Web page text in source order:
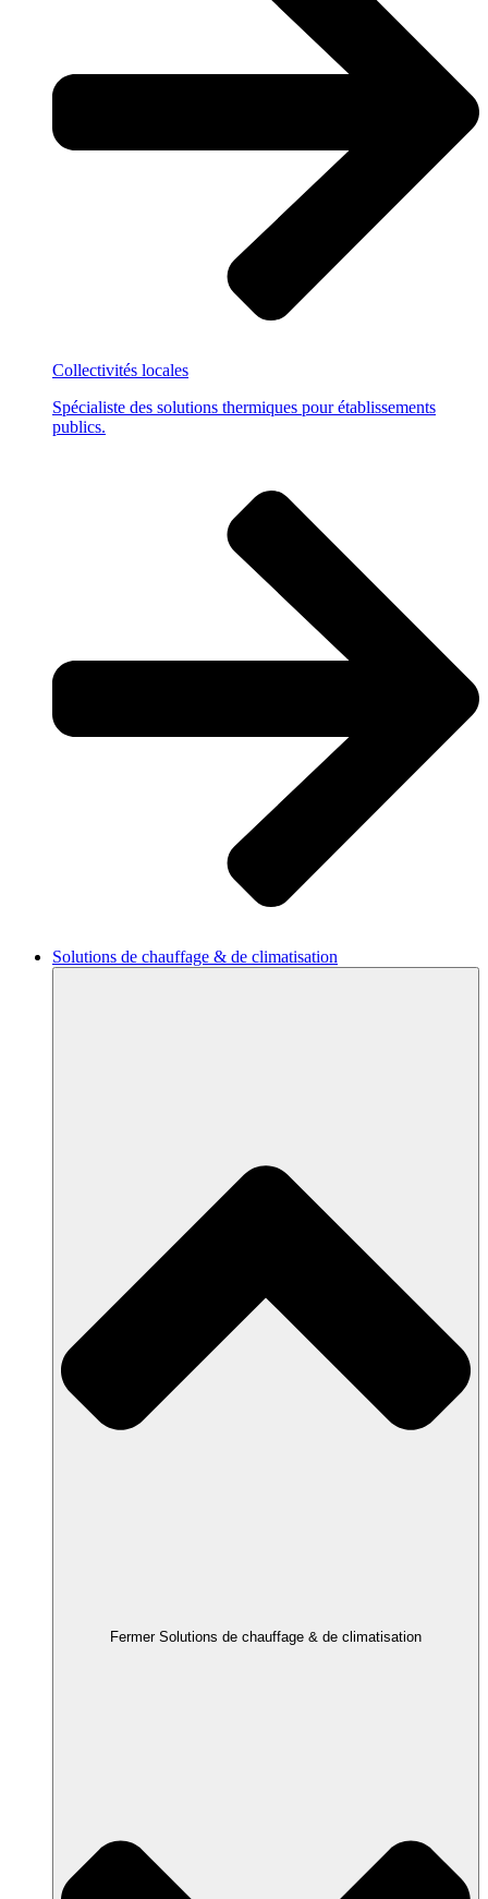
Collectivités locales
Spécialiste des solutions thermiques pour établissements
publics.
Solutions de chauffage & de climatisation
Fermer Solutions de chauffage & de climatisation